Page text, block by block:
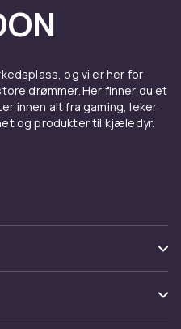
og vi er her for
drømmer. Her finner du et
innen alt fra gaming, leker
og produkter til kjæledyr.